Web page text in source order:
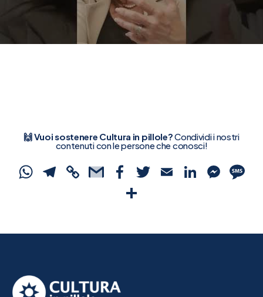
🙌 Vuoi sostenere Cultura in pillole?Condividi i nostri
contenuti con le persone che conosci!
WhatsApp
Telegram
CopyGmailFacebook
Twitter
Email